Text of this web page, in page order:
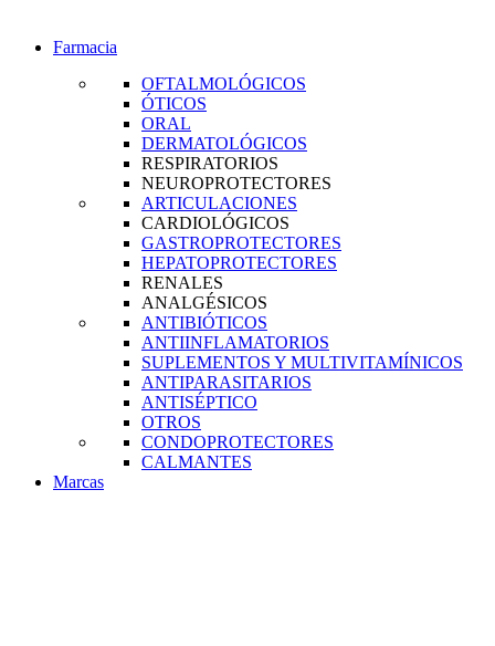
Farmacia
OFTALMOLÓGICOS
ÓTICOS
ORAL
DERMATOLÓGICOS
RESPIRATORIOS
NEUROPROTECTORES
ARTICULACIONES
CARDIOLÓGICOS
GASTROPROTECTORES
HEPATOPROTECTORES
RENALES
ANALGÉSICOS
ANTIBIÓTICOS
ANTIINFLAMATORIOS
SUPLEMENTOS Y MULTIVITAMÍNICOS
ANTIPARASITARIOS
ANTISÉPTICO
OTROS
CONDOPROTECTORES
CALMANTES
Marcas